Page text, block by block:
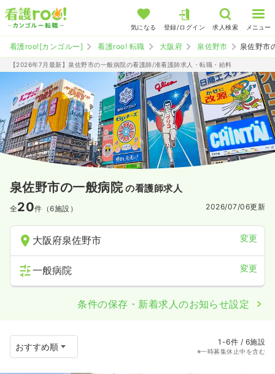
気になる 登録/ログイン 求人検索 メニュー
看護roo![カンゴルー] 看護roo! 転職 大阪府 泉佐野市 泉佐野市
【2026年7月最新】泉佐野市の一般病院の看護師/准看護師求人・転職・給料
泉佐野市の一般病院 の看護師求人
全20件（6施設） 2026/07/06更新
大阪府泉佐野市 変更
一般病院 変更
条件の保存・新着求人のお知らせ設定
1-6件 / 6施設
※一時募集休止中を含む